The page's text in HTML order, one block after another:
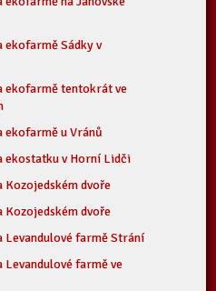
ekofarmě Sádky v
ekofarmě tentokrát ve
ekofarmě u Vránů
ekostatku v Horní Lidči
Kozojedském dvoře
Kozojedském dvoře
Levandulové farmě Strání
Levandulové farmě ve